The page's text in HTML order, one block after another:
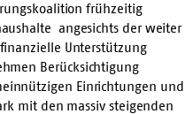
frühzeitig
angesichts der weiter
Unterstützung
Berücksichtigung
Einrichtungen und
mit den massiv steigenden